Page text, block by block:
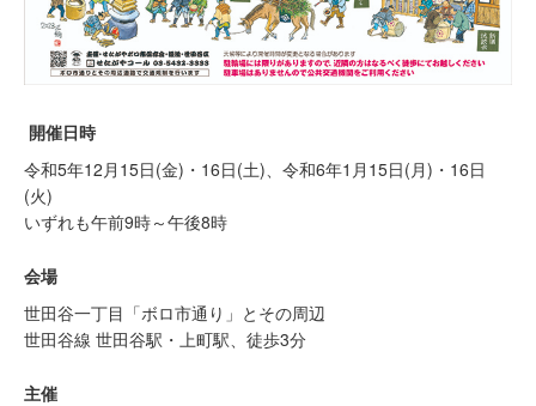
開催日時
令和5年12月15日(金)・16日(土)、令和6年1月15日(月)・16日
(火)
いずれも午前9時～午後8時
会場
世田谷一丁目「ボロ市通り」とその周辺
世田谷線 世田谷駅・上町駅、徒歩3分
主催